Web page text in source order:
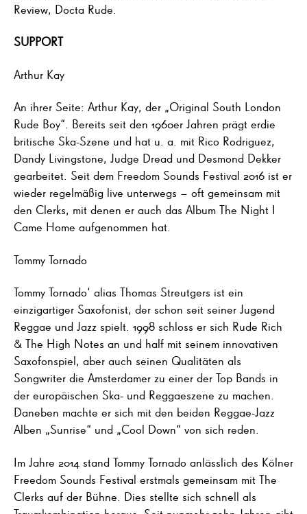
Review, Docta Rude.
SUPPORT
Arthur Kay
An ihrer Seite: Arthur Kay, der „Original South London
Rude Boy“. Bereits seit den 1960er Jahren prägt erdie
britische Ska-Szene und hat u. a. mit Rico Rodriguez,
Dandy Livingstone, Judge Dread und Desmond Dekker
gearbeitet. Seit dem Freedom Sounds Festival 2016 ist er
wieder regelmäßig live unterwegs – oft gemeinsam mit
den Clerks, mit denen er auch das Album The Night I
Came Home aufgenommen hat.
Tommy Tornado
Tommy Tornado‘ alias Thomas Streutgers ist ein
einzigartiger Saxofonist, der schon seit seiner Jugend
Reggae und Jazz spielt. 1998 schloss er sich Rude Rich
& The High Notes an und half mit seinem innovativen
Saxofonspiel, aber auch seinen Qualitäten als
Songwriter die Amsterdamer zu einer der Top Bands in
der europäischen Ska- und Reggaeszene zu machen.
Daneben machte er sich mit den beiden Reggae-Jazz
Alben „Sunrise“ und „Cool Down“ von sich reden.
Im Jahre 2014 stand Tommy Tornado anlässlich des Kölner
Freedom Sounds Festival erstmals gemeinsam mit The
Clerks auf der Bühne. Dies stellte sich schnell als